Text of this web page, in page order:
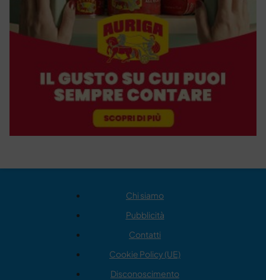
Chi siamo
Pubblicità
Contatti
Cookie Policy (UE)
Disconoscimento